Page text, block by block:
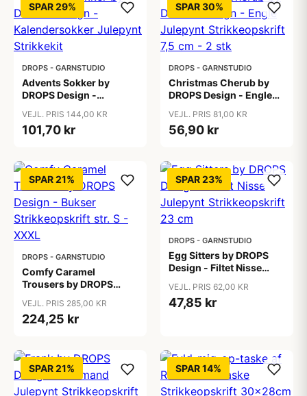
SPAR 29%
DROPS - GARNSTUDIO
Advents Sokker by
DROPS Design -
Julepynt Strikkekit
VEJL. PRIS 144,00 KR
101,70 kr
SPAR 30%
DROPS - GARNSTUDIO
Christmas Cherub by
DROPS Design - Engle
7,5 cm - 2 stk
VEJL. PRIS 81,00 KR
56,90 kr
SPAR 21%
DROPS - GARNSTUDIO
Comfy Caramel
Trousers by DROPS
Strikkeopskrift str. S -
XXXL
VEJL. PRIS 285,00 KR
224,25 kr
SPAR 23%
DROPS - GARNSTUDIO
Egg Sitters by DROPS
Design - Filtet Nisse
23 cm
VEJL. PRIS 62,00 KR
47,85 kr
SPAR 21% SPAR 14%